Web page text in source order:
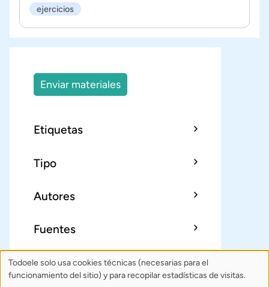
ejercicios
Enviar materiales
Etiquetas
Tipo
Autores
Fuentes
Sobre TodoeleÍndice Publica
Uso
Todoele solo usa cookies técnicas (necesarias para el
funcionamiento del sitio) y para recopilar estadísticas de visitas.